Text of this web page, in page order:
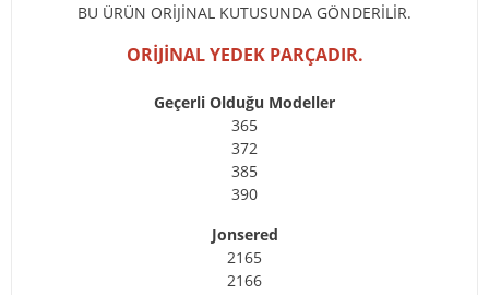
BU ÜRÜN ORİJİNAL KUTUSUNDA GÖNDERİLİR.
ORİJİNAL YEDEK PARÇADIR.
Geçerli Olduğu Modeller
365
372
385
390
Jonsered
2165
2166